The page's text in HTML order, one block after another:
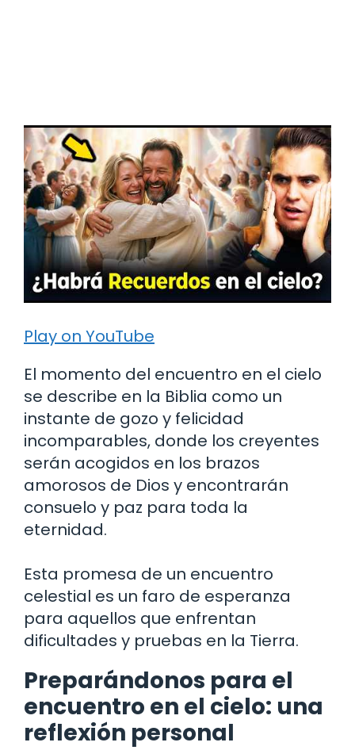
Play on YouTube
El momento del encuentro en el cielo
se describe en la Biblia como un
instante de gozo y felicidad
incomparables, donde los creyentes
serán acogidos en los brazos
amorosos de Dios y encontrarán
consuelo y paz para toda la
eternidad.
Esta promesa de un encuentro
celestial es un faro de esperanza
para aquellos que enfrentan
dificultades y pruebas en la Tierra.
Preparándonos para el
encuentro en el cielo: una
reflexión personal